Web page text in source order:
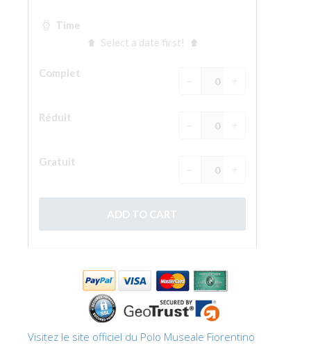
Visitez le site officiel du Polo Museale Fiorentino